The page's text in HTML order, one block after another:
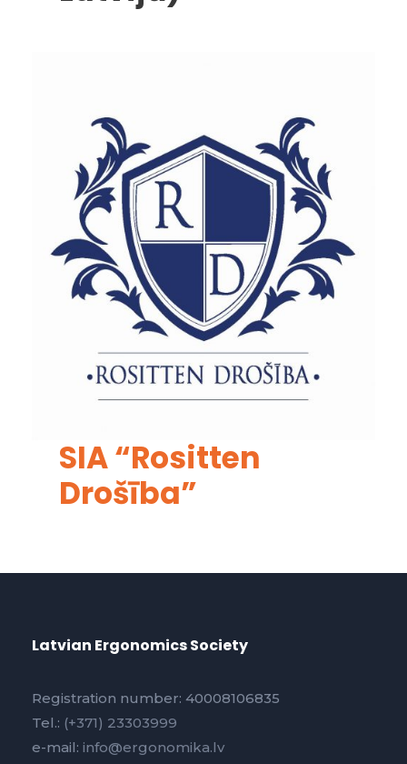
SIA “Rositten
Drošība”
Latvian Ergonomics Society
Registration number: 40008106835
Tel.: (+371) 23303999
e-mail: info@ergonomika.lv